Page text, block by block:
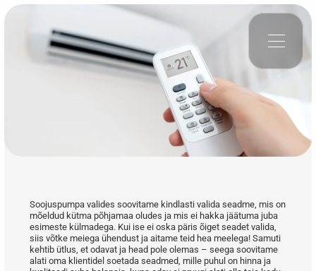
Soovitused
Soojuspumpa valides soovitame kindlasti valida seadme, mis on
mõeldud kütma põhjamaa oludes ja mis ei hakka jäätuma juba
esimeste külmadega. Kui ise ei oska päris õiget seadet valida,
siis võtke meiega ühendust ja aitame teid hea meelega! Samuti
kehtib ütlus, et odavat ja head pole olemas – seega soovitame
alati oma klientidel soetada seadmed, mille puhul on hinna ja